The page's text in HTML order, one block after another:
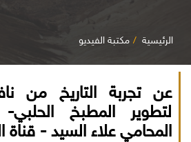
الرئيسية مكتبة الفيديو
عن تجربة التاريخ من
لتطوير المطبخ
المحامي علاء السيد - قناة